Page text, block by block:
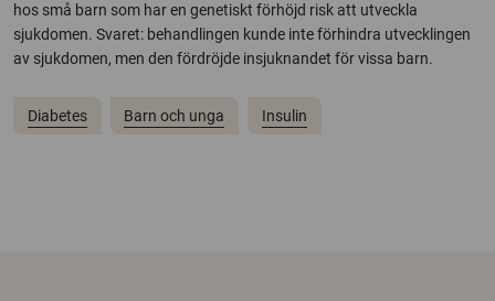
hos små barn som har en genetiskt förhöjd risk att utveckla
sjukdomen. Svaret: behandlingen kunde inte förhindra utvecklingen
av sjukdomen, men den fördröjde insjuknandet för vissa barn.
Diabetes Barn och unga Insulin